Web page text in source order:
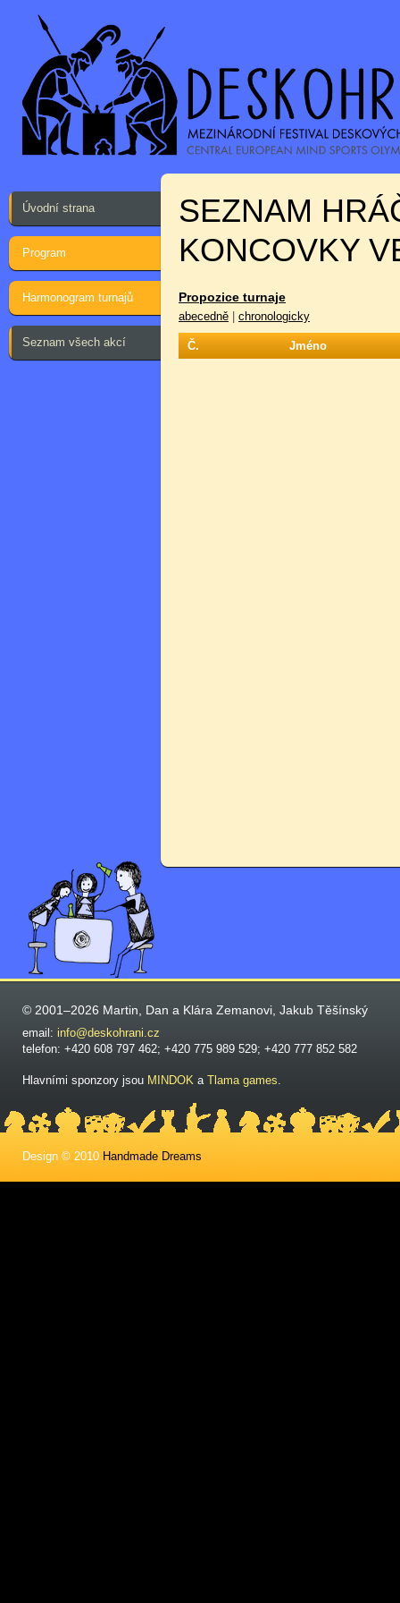
Úvodní strana
Program
Harmonogram turnajů
Seznam všech akcí
SEZNAM
KONCOVKY
Propozice turnaje
abecedně chronologicky
Č. Jméno
© 2001–2026 Martin, Dan a Klára Zemanovi, Jakub Těšínský
email: info@deskohrani.cz
telefon: +420 608 797 462; +420 775 989 529; +420 777 852 582
Hlavními sponzory jsou MINDOK a Tlama games.
Design © 2010 Handmade Dreams